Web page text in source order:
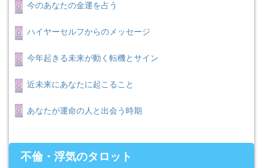
今のあなたの金運を占う
ハイヤーセルフからのメッセージ
今年起きる未来が動く転機とサイン
近未来にあなたに起こること
あなたが運命の人と出会う時期
不倫・浮気のタロット